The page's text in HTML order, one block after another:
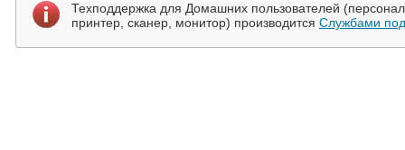
Техподдержка для Домашних пользователей
принтер, сканер, монитор) производится Службами